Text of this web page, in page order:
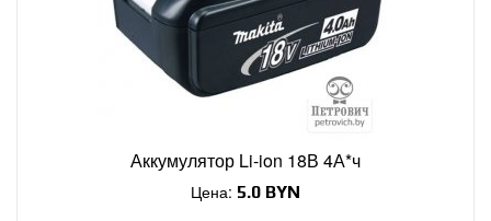
Аккумулятор Li-ion 18В 4А*ч
Цена: 5.0 BYN